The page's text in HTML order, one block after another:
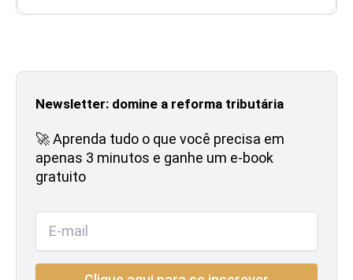
Newsletter: domine a reforma tributária
🚀 Aprenda tudo o que você precisa em
apenas 3 minutos e ganhe um e-book
gratuito